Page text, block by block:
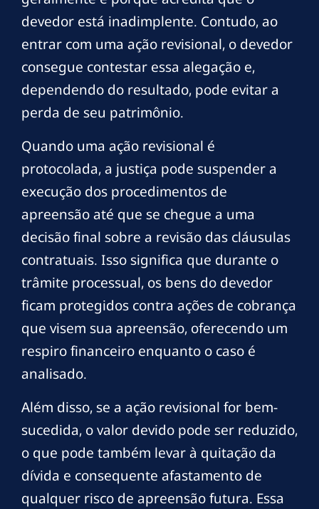
devedor está inadimplente. Contudo, ao
entrar com uma ação revisional, o devedor
consegue contestar essa alegação e,
dependendo do resultado, pode evitar a
perda de seu patrimônio.
Quando uma ação revisional é
protocolada, a justiça pode suspender a
execução dos procedimentos de
apreensão até que se chegue a uma
decisão final sobre a revisão das cláusulas
contratuais. Isso significa que durante o
trâmite processual, os bens do devedor
ficam protegidos contra ações de cobrança
que visem sua apreensão, oferecendo um
respiro financeiro enquanto o caso é
analisado.
Além disso, se a ação revisional for bem-
sucedida, o valor devido pode ser reduzido,
o que pode também levar à quitação da
dívida e consequente afastamento de
qualquer risco de apreensão futura. Essa